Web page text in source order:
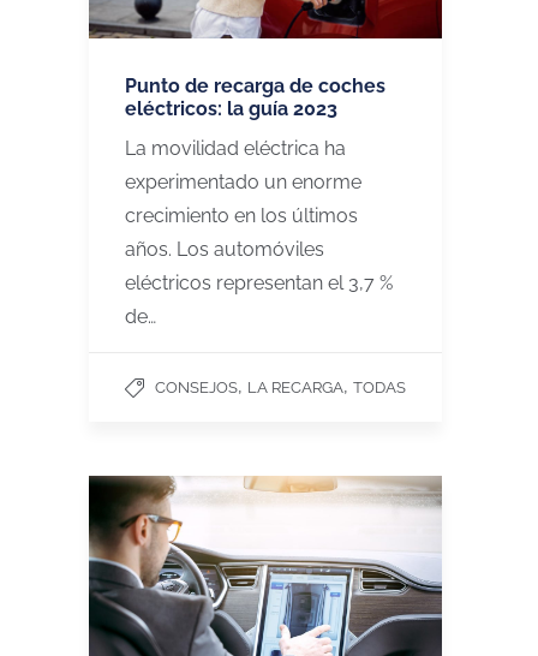
Punto de recarga de coches
eléctricos: la guía 2023
La movilidad eléctrica ha
experimentado un enorme
crecimiento en los últimos
años. Los automóviles
eléctricos representan el 3,7 %
de…
CONSEJOS, LA RECARGA, TODAS